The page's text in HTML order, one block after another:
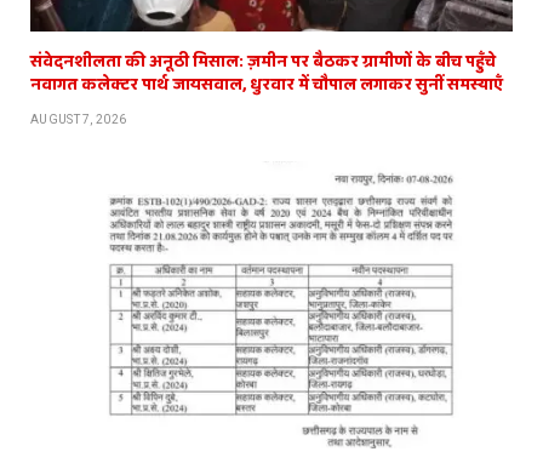
संवेदनशीलता की अनूठी मिसाल: ज़मीन पर बैठकर ग्रामीणों के बीच पहुँचे
नवागत कलेक्टर पार्थ जायसवाल, धुरवार में चौपाल लगाकर सुनीं समस्याएँ
AUGUST 7, 2026